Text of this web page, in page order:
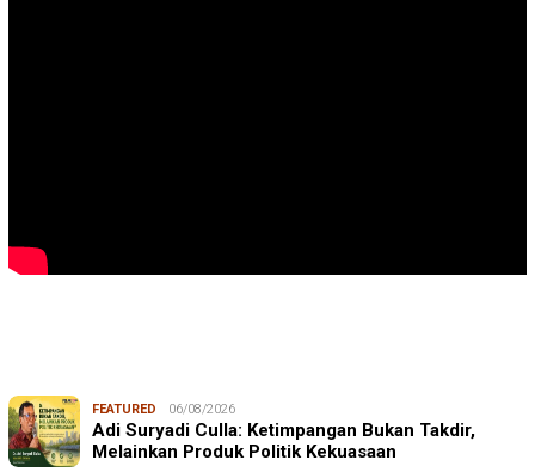
FEATURED 06/08/2026
Adi Suryadi Culla: Ketimpangan Bukan Takdir,
Melainkan Produk Politik Kekuasaan